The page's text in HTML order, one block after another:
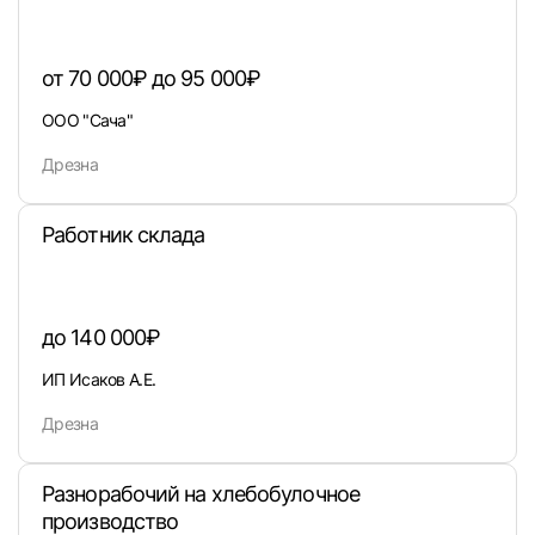
от 70 000₽ до 95 000₽
ООО "Сача"
Дрезна
Работник склада
до 140 000₽
ИП Исаков А.Е.
Дрезна
Разнорабочий на хлебобулочное
производство